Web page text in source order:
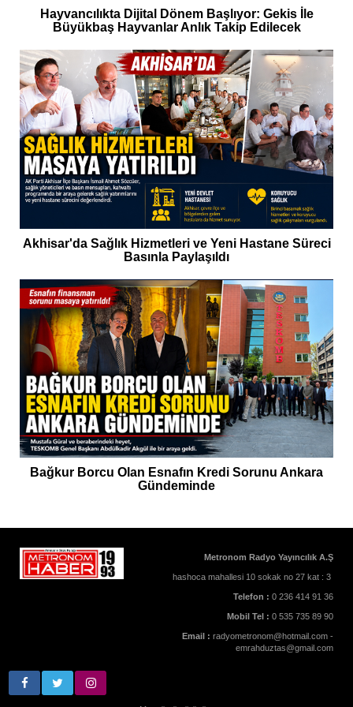
Hayvancılıkta Dijital Dönem Başlıyor: Gekis İle
Büyükbaş Hayvanlar Anlık Takip Edilecek
Akhisar'da Sağlık Hizmetleri ve Yeni Hastane Süreci
Basınla Paylaşıldı
Bağkur Borcu Olan Esnafın Kredi Sorunu Ankara
Gündeminde
Metronom Radyo Yayıncılık A.Ş
hashoca mahallesi 10 sokak no 27 kat : 3
Telefon : 0 236 414 91 36
Mobil Tel : 0 535 735 89 90
Email : radyometronom@hotmail.com -
emrahduztas@gmail.com